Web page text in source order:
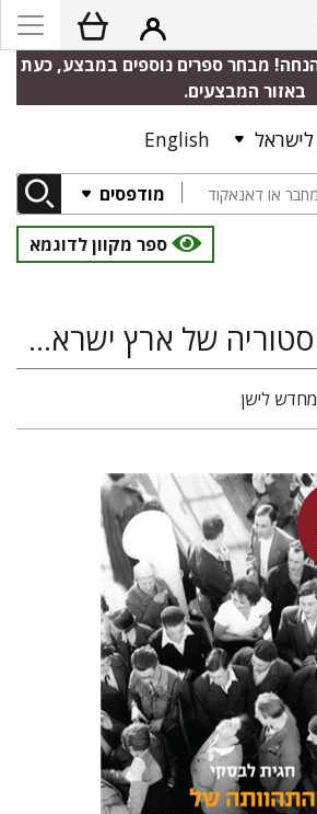
מבחר ספרים נוספים במבצע, כעת
באזור המבצעים.
English
מודפסים
ספר מקוון לדוגמא
אדריכלות, היסטוריה של ארץ ישראל ומדינת ישראל
מחדש לישן
לבסקי
טורצקי